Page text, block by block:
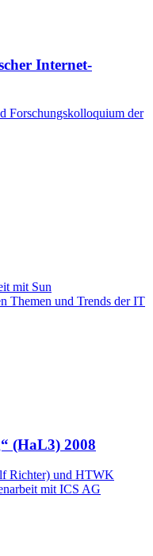
Internet-
Forschungskolloquium der
mit Sun
Themen und Trends der IT
(HaL3) 2008
Richter) und HTWK
mit ICS AG